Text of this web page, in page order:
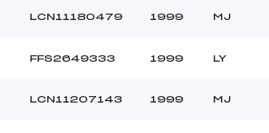
LCN11180479 1999 MJ
FFS2649333 1999 LY
LCN11207143 1999 MJ